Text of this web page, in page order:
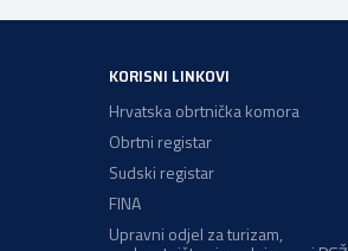
KORISNI LINKOVI
Hrvatska obrtnička komora
Obrtni registar
Sudski registar
FINA
Upravni odjel za turizam,